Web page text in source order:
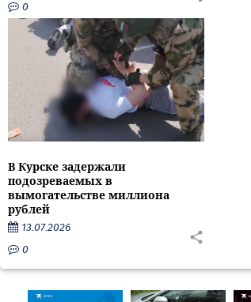
0
В Курске задержали
подозреваемых в
вымогательстве миллиона
рублей
13.07.2026
0